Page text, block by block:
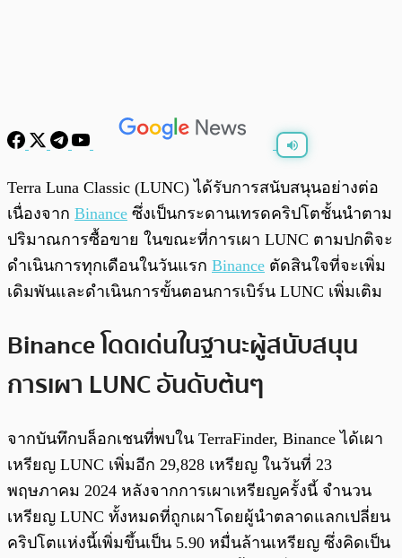
/
Terra Luna Classic (LUNC) ได้รับการสนับสนุนอย่างต่อ
เนื่องจาก Binance ซึ่งเป็นกระดานเทรดคริปโตชั้นนำตาม
ปริมาณการซื้อขาย ในขณะที่การเผา LUNC ตามปกติจะ
ดำเนินการทุกเดือนในวันแรก Binance ตัดสินใจที่จะเพิ่ม
เดิมพันและดำเนินการขั้นตอนการเบิร์น LUNC เพิ่มเติม
Binance โดดเด่นในฐานะผู้สนับสนุน
การเผา LUNC อันดับต้นๆ
จากบันทึกบล็อกเชนที่พบใน TerraFinder, Binance ได้เผา
เหรียญ LUNC เพิ่มอีก 29,828 เหรียญ ในวันที่ 23
พฤษภาคม 2024 หลังจากการเผาเหรียญครั้งนี้ จำนวน
เหรียญ LUNC ทั้งหมดที่ถูกเผาโดยผู้นำตลาดแลกเปลี่ยน
คริปโตแห่งนี้เพิ่มขึ้นเป็น 5.90 หมื่นล้านเหรียญ ซึ่งคิดเป็น